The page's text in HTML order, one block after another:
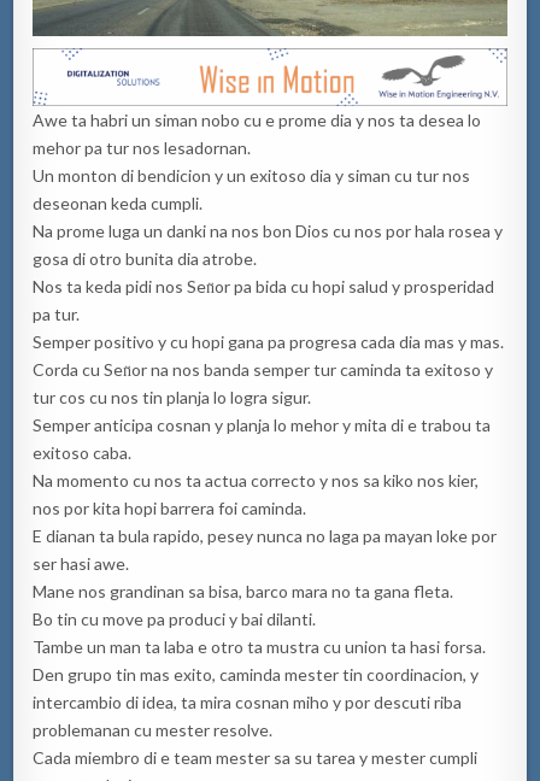
Awe ta habri un siman nobo cu e prome dia y nos ta desea lo
mehor pa tur nos lesadornan.
Un monton di bendicion y un exitoso dia y siman cu tur nos
deseonan keda cumpli.
Na prome luga un danki na nos bon Dios cu nos por hala rosea y
gosa di otro bunita dia atrobe.
Nos ta keda pidi nos Sen̈or pa bida cu hopi salud y prosperidad
pa tur.
Semper positivo y cu hopi gana pa progresa cada dia mas y mas.
Corda cu Sen̈or na nos banda semper tur caminda ta exitoso y
tur cos cu nos tin planja lo logra sigur.
Semper anticipa cosnan y planja lo mehor y mita di e trabou ta
exitoso caba.
Na momento cu nos ta actua correcto y nos sa kiko nos kier,
nos por kita hopi barrera foi caminda.
E dianan ta bula rapido, pesey nunca no laga pa mayan loke por
ser hasi awe.
Mane nos grandinan sa bisa, barco mara no ta gana fleta.
Bo tin cu move pa produci y bai dilanti.
Tambe un man ta laba e otro ta mustra cu union ta hasi forsa.
Den grupo tin mas exito, caminda mester tin coordinacion, y
intercambio di idea, ta mira cosnan miho y por descuti riba
problemanan cu mester resolve.
Cada miembro di e team mester sa su tarea y mester cumpli